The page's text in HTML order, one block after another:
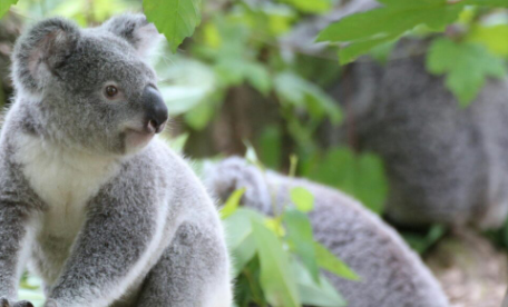
楽が少ない
の都市から遠い
事探しが難しい
語に訛りのある人が多い